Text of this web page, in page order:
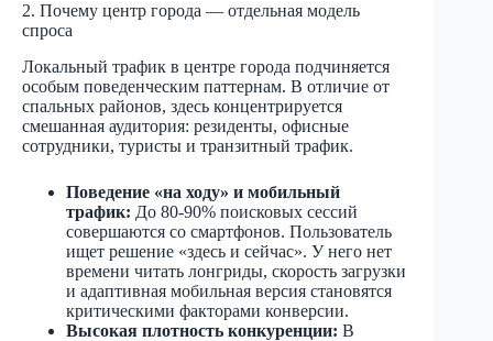
2. Почему центр города — отдельная модель
спроса
Локальный трафик в центре города подчиняется
особым поведенческим паттернам. В отличие от
спальных районов, здесь концентрируется
смешанная аудитория: резиденты, офисные
сотрудники, туристы и транзитный трафик.
Поведение «на ходу» и мобильный
трафик: До 80-90% поисковых сессий
совершаются со смартфонов. Пользователь
ищет решение «здесь и сейчас». У него нет
времени читать лонгриды, скорость загрузки
и адаптивная мобильная версия становятся
критическими факторами конверсии.
Высокая плотность конкуренции: В